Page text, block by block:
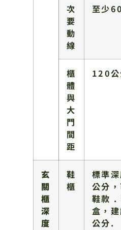
次
要
動
線
至少
櫃
體
與
大
門
間
距
120公
玄
關
櫃
深
度
鞋
櫃
標準
公分
鞋款 .
盒，
公分.